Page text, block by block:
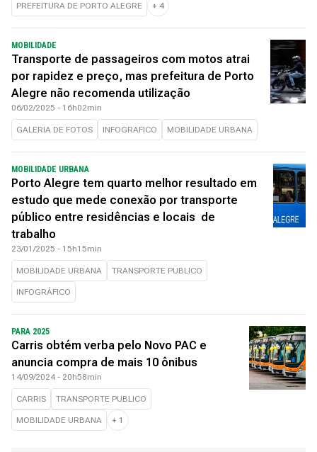
PREFEITURA DE PORTO ALEGRE + 4
MOBILIDADE
Transporte de passageiros com motos atrai
por rapidez e preço, mas prefeitura de Porto
Alegre não recomenda utilização
06/02/2025 - 16h02min
GALERIA DE FOTOS INFOGRAFICO MOBILIDADE URBANA
MOBILIDADE URBANA
Porto Alegre tem quarto melhor resultado em
estudo que mede conexão por transporte
público entre residências e locais de
trabalho
23/01/2025 - 15h15min
MOBILIDADE URBANA TRANSPORTE PUBLICO
INFOGRÁFICO
PARA 2025
Carris obtém verba pelo Novo PAC e
anuncia compra de mais 10 ônibus
14/09/2024 - 20h58min
CARRIS TRANSPORTE PUBLICO
MOBILIDADE URBANA + 1